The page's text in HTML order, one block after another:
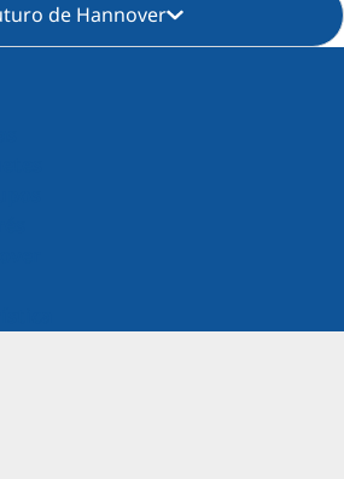
de Hannover